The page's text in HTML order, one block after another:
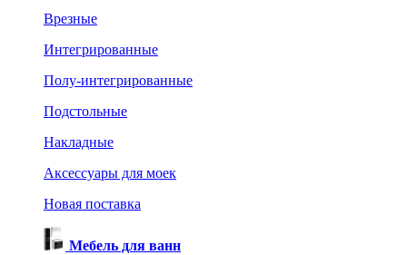
Врезные
Интегрированные
Полу-интегрированные
Подстольные
Накладные
Аксессуары для моек
Новая поставка
Мебель для ванн